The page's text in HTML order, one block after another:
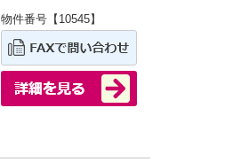
物件番号【10545】